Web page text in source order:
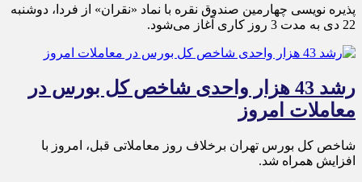
پذیره‌ نویسی چهارمین صندوق نقره با نماد «نقران» از فردا، دوشنبه
22 دی به مدت 3 روز کاری آغاز می‌شود.
رشد 43 هزار واحدی شاخص کل بورس در
معاملات امروز
شاخص کل بورس تهران برخلاف روز معاملاتی قبل، امروز با
افزایش همراه شد.